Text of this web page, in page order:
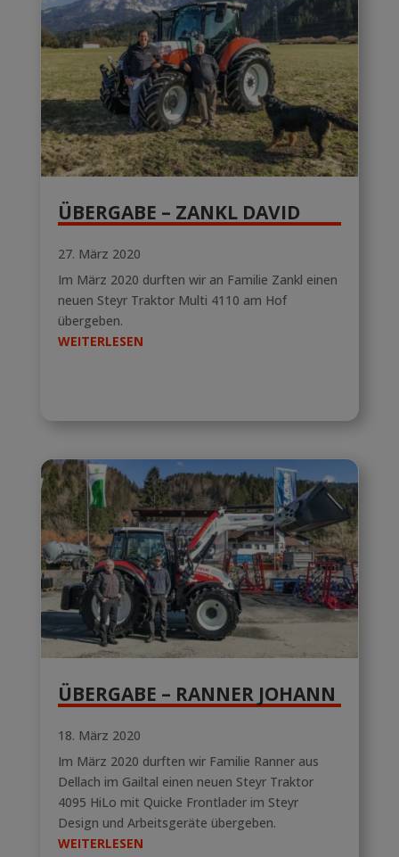
ÜBERGABE – ZANKL DAVID
27. März 2020
Im März 2020 durften wir an Familie Zankl einen
neuen Steyr Traktor Multi 4110 am Hof
übergeben.
WEITERLESEN
ÜBERGABE – RANNER JOHANN
18. März 2020
Im März 2020 durften wir Familie Ranner aus
Dellach im Gailtal einen neuen Steyr Traktor
4095 HiLo mit Quicke Frontlader im Steyr
Design und Arbeitsgeräte übergeben.
WEITERLESEN